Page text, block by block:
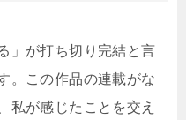
」が打ち切り完結と言
。この作品の連載がな
私が感じたことを交え